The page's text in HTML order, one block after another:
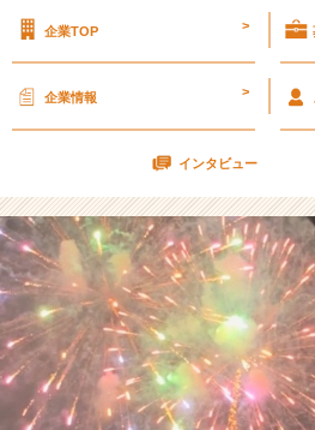
会
T
A
C
A
R
E
E
R
の
タ
イ
企業TOP >
企業情報 >
インタビュー